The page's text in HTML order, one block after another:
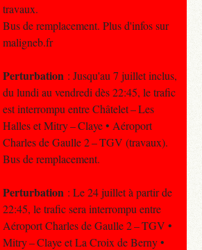
travaux.
Bus de remplacement. Plus d'infos sur
maligneb.fr
Perturbation : Jusqu'au 7 juillet inclus,
du lundi au vendredi dès 22:45, le trafic
est interrompu entre Châtelet – Les
Halles et Mitry – Claye • Aéroport
Charles de Gaulle 2 – TGV (travaux).
Bus de remplacement.
Perturbation : Le 24 juillet à partir de
22:45, le trafic sera interrompu entre
Aéroport Charles de Gaulle 2 – TGV •
Mitry – Claye et La Croix de Berny •